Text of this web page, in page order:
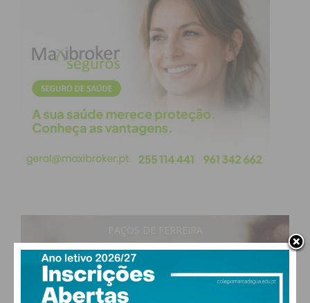
“A rede UNIDAS tem-se
afirmado como uma resposta
integrada e territorialmente
articulada, essencial para a
eficácia no combate a este
Oportunidades e Financiamento
A tarde será dedicada às vertentes técnicas e
21°
76% humidade
vento: 0m/s NE